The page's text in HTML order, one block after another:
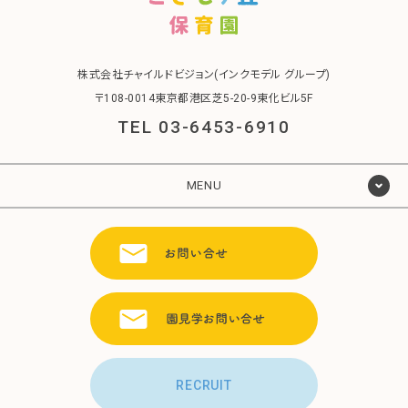
株式会社チャイルドビジョン(インクモデル グループ)
〒108-0014東京都港区芝5-20-9東化ビル5F
TEL 03-6453-6910
MENU
RECRUIT